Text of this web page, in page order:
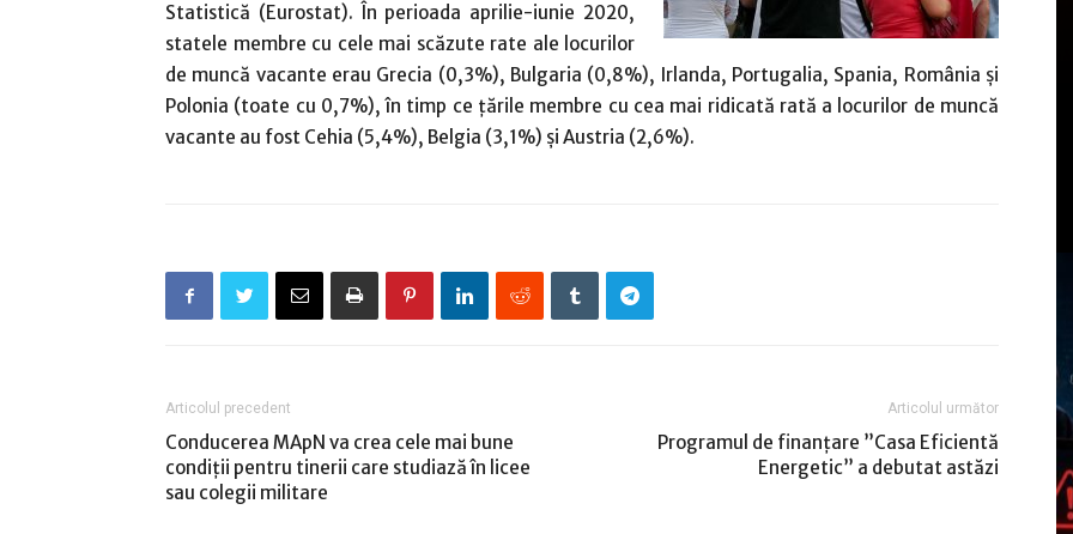
Statistică (Eurostat). În perioada aprilie-iunie 2020,
statele membre cu cele mai scăzute rate ale locurilor
de muncă vacante erau Grecia (0,3%), Bulgaria (0,8%), Irlanda, Portugalia, Spania, România şi
Polonia (toate cu 0,7%), în timp ce ţările membre cu cea mai ridicată rată a locurilor de muncă
vacante au fost Cehia (5,4%), Belgia (3,1%) şi Austria (2,6%).
Articolul precedent
Conducerea MApN va crea cele mai bune
condiţii pentru tinerii care studiază în licee
sau colegii militare
Articolul următor
Programul de finanţare ”Casa Eficientă
Energetic” a debutat astăzi